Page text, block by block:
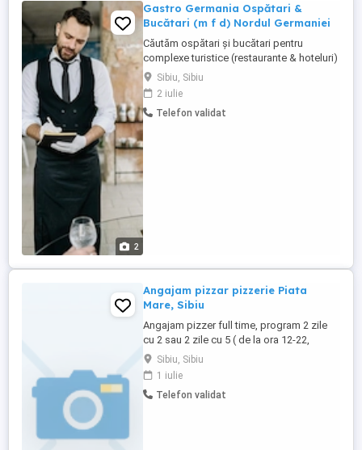
2
Gastro Germania Ospătari &
Bucătari (m f d) Nordul Germaniei
Căutăm ospătari și bucătari pentru
complexe turistice (restaurante & hoteluri)
din Nordul Germaniei. Cerințe
(obligatoriu): Ospătari: Minimum 6 luni
experiență Limba germană la nivel
conversațional Bucătari: Minimum 1 an
Sibiu, Sibiu
2 iulie
Telefon validat
Angajam pizzar pizzerie Piata
Mare, Sibiu
Angajam pizzer full time, program 2 zile
cu 2 sau 2 zile cu 5 ( de la ora 12-22,
weekend 12-23 ) Experienta minim 2 ani.
Salariu atragator plus comision din
vanzari
Sibiu, Sibiu
1 iulie
Telefon validat